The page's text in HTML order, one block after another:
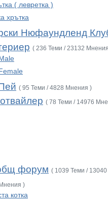
( левретка )
хрътка
Нюфаундленд
( 236 Теми / 23132
( 95 Теми / 4828 Мнения )
( 78 Теми / 14976
форум ( 1039 Теми /
)
котка